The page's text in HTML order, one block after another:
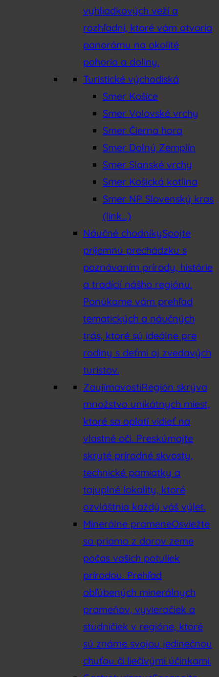
vyhliadkových veží a
rozhľadní, ktoré vám otvoria
panorámu na okolité
pohoria a doliny.
Turistické východiská
Smer Košice
Smer Volovské vrchy
Smer Čierna hora
Smer Dolný Zemplín
Smer Slanské vrchy
Smer Košická kotlina
Smer NP Slovenský kras
(link…)
Náučné chodníkySpojte
príjemnú prechádzku s
poznávaním prírody, histórie
a tradícií nášho regiónu.
Ponúkame vám prehľad
tematických a náučných
trás, ktoré sú ideálne pre
rodiny s deťmi aj zvedavých
turistov.
ZaujímavostiRegión skrýva
množstvo unikátnych miest,
ktoré sa oplatí vidieť na
vlastné oči. Preskúmajte
skryté prírodné skvosty,
technické pamiatky a
tajuplné lokality, ktoré
ozvláštnia každý váš výlet.
Minerálne prameneOsviežte
sa priamo z darov zeme
počas vašich potuliek
prírodou. Prehľad
obľúbených minerálnych
prameňov, vyvieračiek a
studničiek v regióne, ktoré
sú známe svojou jedinečnou
chuťou či liečivými účinkami.